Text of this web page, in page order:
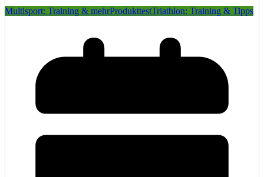
Multisport: Training & mehrProdukttestTriathlon: Training & Tipps